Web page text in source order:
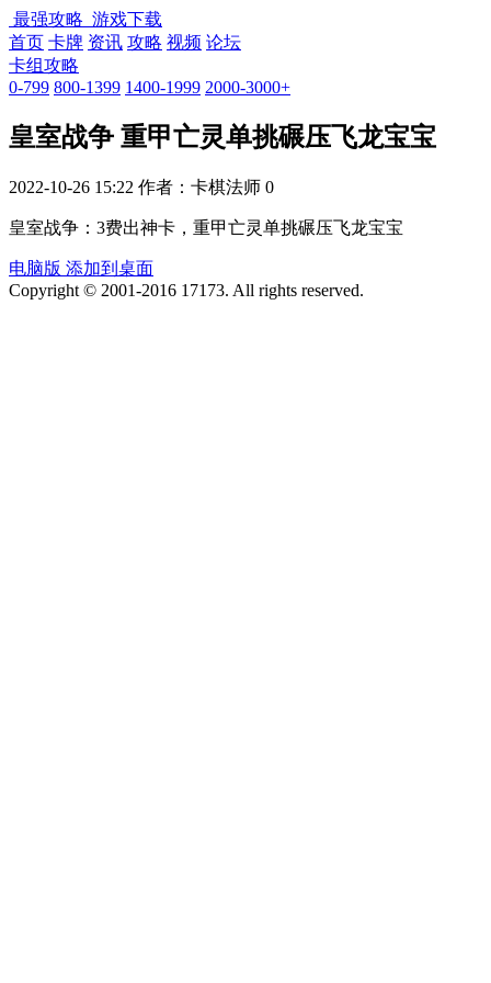
最强攻略 游戏下载
首页 卡牌 资讯 攻略 视频 论坛
卡组攻略
0-799 800-1399 1400-1999 2000-3000+
皇室战争 重甲亡灵单挑碾压飞龙宝宝
2022-10-26 15:22 作者：卡棋法师 0
皇室战争：3费出神卡，重甲亡灵单挑碾压飞龙宝宝
电脑版 添加到桌面
Copyright © 2001-2016 17173. All rights reserved.